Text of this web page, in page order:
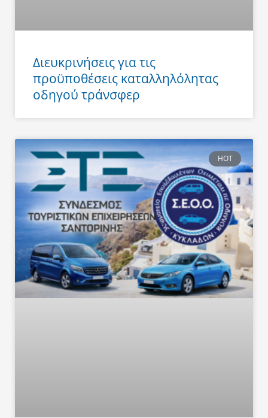
Διευκρινήσεις για τις
προϋποθέσεις καταλληλόλητας
οδηγού τράνσφερ
HOT